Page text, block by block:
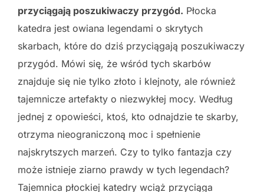
przyciągają poszukiwaczy przygód. Płocka
katedra jest owiana legendami o skrytych
skarbach, które do dziś przyciągają poszukiwaczy
przygód. Mówi się, że wśród tych skarbów
znajduje się nie tylko złoto i klejnoty, ale również
tajemnicze artefakty o niezwykłej mocy. Według
jednej z opowieści, ktoś, kto odnajdzie te skarby,
otrzyma nieograniczoną moc i spełnienie
najskrytszych marzeń. Czy to tylko fantazja czy
może istnieje ziarno prawdy w tych legendach?
Tajemnica płockiej katedry wciąż przyciąga